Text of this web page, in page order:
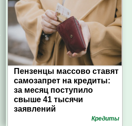
Пензенцы массово ставят
самозапрет на кредиты:
за месяц поступило
свыше 41 тысячи
заявлений
Кредиты